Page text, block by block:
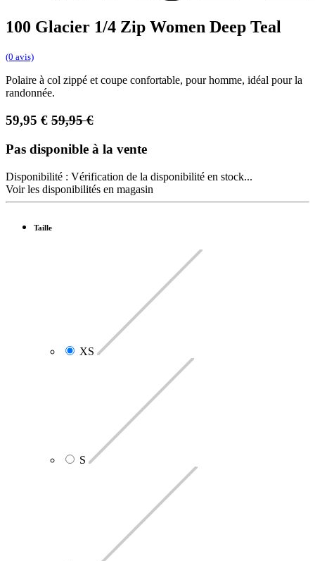
100 Glacier 1/4 Zip Women Deep Teal
(0 avis)
Polaire à col zippé et coupe confortable, pour homme, idéal pour la
randonnée.
59,95 € 59,95€
Pas disponible à la vente
Disponibilité : Vérification de la disponibilité en stock...
Voir les disponibilités en magasin
Taille
XS
S